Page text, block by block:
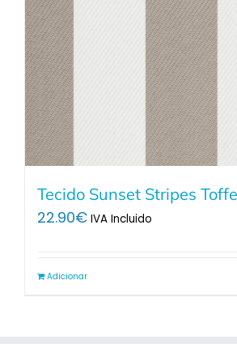
Tecido Sunset Stripes
22.90€ IVA Incluido
Adicionar